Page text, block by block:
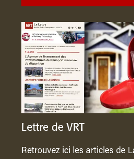
Lettre de VRT
Retrouvez ici les articles de